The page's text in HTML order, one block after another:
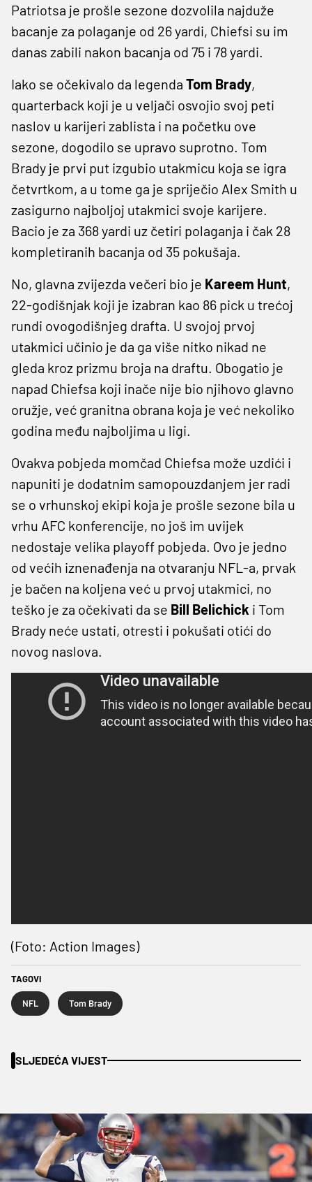
Patriotsa je prošle sezone dozvolila najduže
bacanje za polaganje od 26 yardi, Chiefsi su im
danas zabili nakon bacanja od 75 i 78 yardi.
Iako se očekivalo da legenda Tom Brady,
quarterback koji je u veljači osvojio svoj peti
naslov u karijeri zablista i na početku ove
sezone, dogodilo se upravo suprotno. Tom
Brady je prvi put izgubio utakmicu koja se igra
četvrtkom, a u tome ga je spriječio Alex Smith u
zasigurno najboljoj utakmici svoje karijere.
Bacio je za 368 yardi uz četiri polaganja i čak 28
kompletiranih bacanja od 35 pokušaja.
No, glavna zvijezda večeri bio je Kareem Hunt,
22-godišnjak koji je izabran kao 86 pick u trećoj
rundi ovogodišnjeg drafta. U svojoj prvoj
utakmici učinio je da ga više nitko nikad ne
gleda kroz prizmu broja na draftu. Obogatio je
napad Chiefsa koji inače nije bio njihovo glavno
oružje, već granitna obrana koja je već nekoliko
godina među najboljima u ligi.
Ovakva pobjeda momčad Chiefsa može uzdići i
napuniti je dodatnim samopouzdanjem jer radi
se o vrhunskoj ekipi koja je prošle sezone bila u
vrhu AFC konferencije, no još im uvijek
nedostaje velika playoff pobjeda. Ovo je jedno
od većih iznenađenja na otvaranju NFL-a, prvak
je bačen na koljena već u prvoj utakmici, no
teško je za očekivati da se Bill Belichick i Tom
Brady neće ustati, otresti i pokušati otići do
novog naslova.
(Foto: Action Images)
TAGOVI
NFL Tom Brady
SLJEDEĆA VIJEST